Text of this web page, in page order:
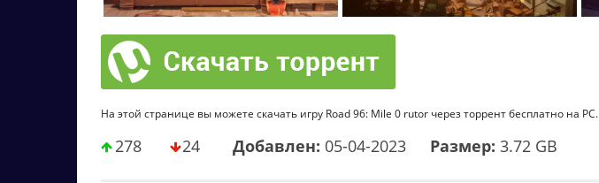
На этой странице вы можете скачать игру Road 96: Mile 0 rutor через торрент бесплатно на PC.
278 24 Добавлен: 05-04-2023 Размер: 3.72 GB